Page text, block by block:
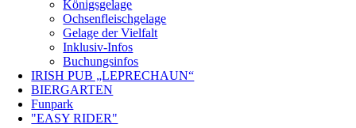
Königsgelage
Ochsenfleischgelage
Gelage der Vielfalt
Inklusiv-Infos
Buchungsinfos
IRISH PUB „LEPRECHAUN“
BIERGARTEN
Funpark
"EASY RIDER"